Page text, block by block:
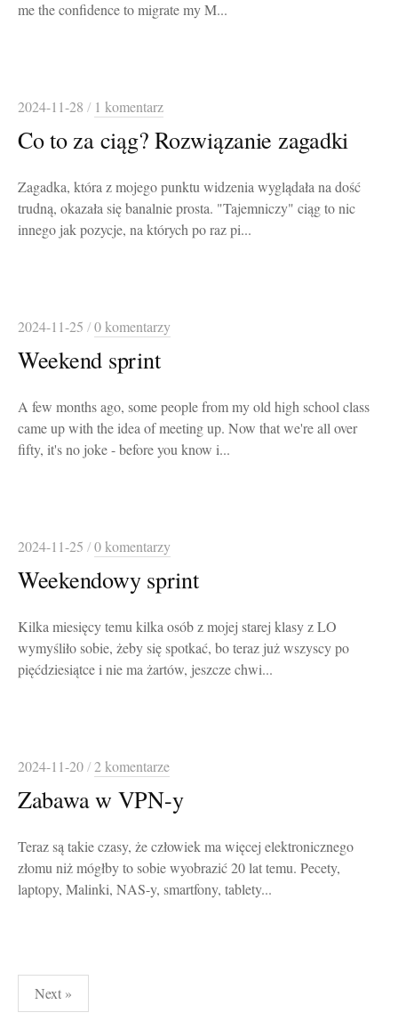
me the confidence to migrate my M...
2024-11-28 / 1 komentarz
Co to za ciąg? Rozwiązanie zagadki
Zagadka, która z mojego punktu widzenia wyglądała na dość
trudną, okazała się banalnie prosta. "Tajemniczy" ciąg to nic
innego jak pozycje, na których po raz pi...
2024-11-25 /0 komentarzy
Weekend sprint
A few months ago, some people from my old high school class
came up with the idea of meeting up. Now that we're all over
fifty, it's no joke - before you know i...
2024-11-25 /0 komentarzy
Weekendowy sprint
Kilka miesięcy temu kilka osób z mojej starej klasy z LO
wymyśliło sobie, żeby się spotkać, bo teraz już wszyscy po
pięćdziesiątce i nie ma żartów, jeszcze chwi...
2024-11-20/2 komentarze
Zabawa w VPN-y
Teraz są takie czasy, że człowiek ma więcej elektronicznego
złomu niż mógłby to sobie wyobrazić 20 lat temu. Pecety,
laptopy, Malinki, NAS-y, smartfony, tablety...
Stronicowanie
wpisów
Next »